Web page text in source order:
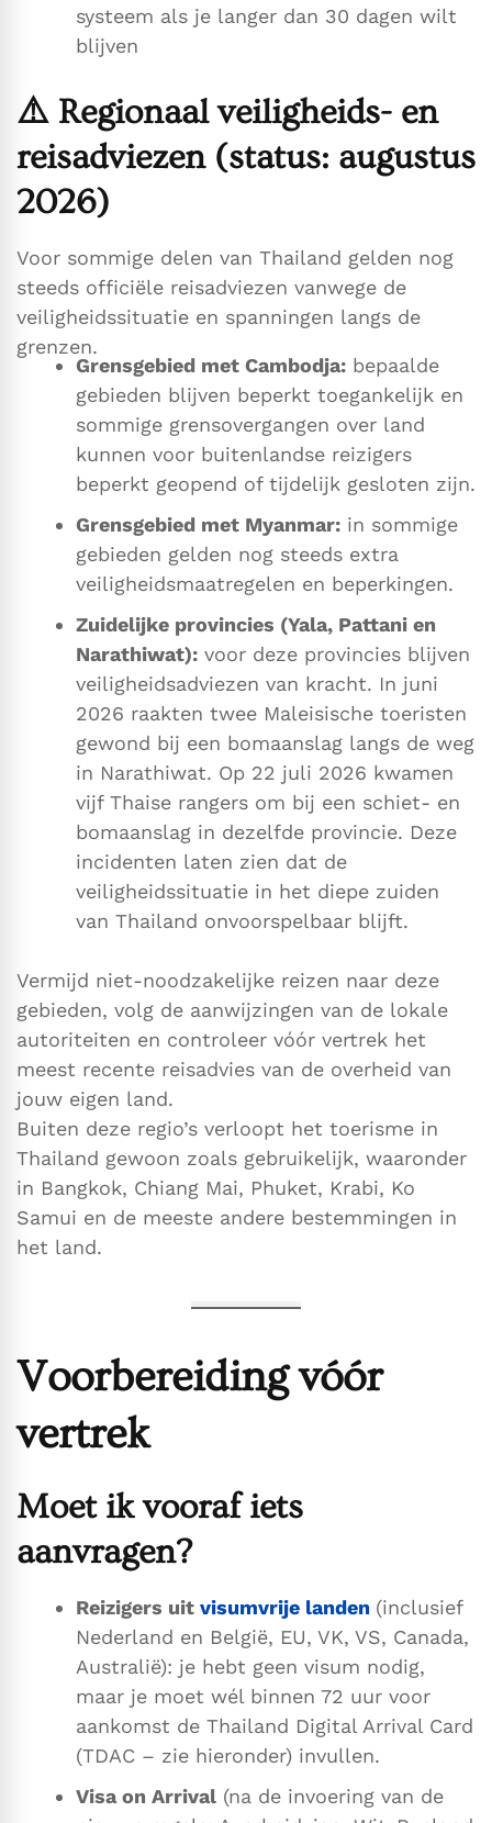
systeem als je langer dan 30 dagen wilt
blijven
⚠️ Regionaal veiligheids- en
reisadviezen (status: augustus
2026)
Voor sommige delen van Thailand gelden nog
steeds officiële reisadviezen vanwege de
veiligheidssituatie en spanningen langs de
grenzen.
Grensgebied met Cambodja: bepaalde
gebieden blijven beperkt toegankelijk en
sommige grensovergangen over land
kunnen voor buitenlandse reizigers
beperkt geopend of tijdelijk gesloten zijn.
Grensgebied met Myanmar: in sommige
gebieden gelden nog steeds extra
veiligheidsmaatregelen en beperkingen.
Zuidelijke provincies (Yala, Pattani en
Narathiwat): voor deze provincies blijven
veiligheidsadviezen van kracht. In juni
2026 raakten twee Maleisische toeristen
gewond bij een bomaanslag langs de weg
in Narathiwat. Op 22 juli 2026 kwamen
vijf Thaise rangers om bij een schiet- en
bomaanslag in dezelfde provincie. Deze
incidenten laten zien dat de
veiligheidssituatie in het diepe zuiden
van Thailand onvoorspelbaar blijft.
Vermijd niet-noodzakelijke reizen naar deze
gebieden, volg de aanwijzingen van de lokale
autoriteiten en controleer vóór vertrek het
meest recente reisadvies van de overheid van
jouw eigen land.
Buiten deze regio’s verloopt het toerisme in
Thailand gewoon zoals gebruikelijk, waaronder
in Bangkok, Chiang Mai, Phuket, Krabi, Ko
Samui en de meeste andere bestemmingen in
het land.
Voorbereiding vóór
vertrek
Moet ik vooraf iets
aanvragen?
Reizigers uit visumvrije landen (inclusief
Nederland en België, EU, VK, VS, Canada,
Australië): je hebt geen visum nodig,
maar je moet wél binnen 72 uur voor
aankomst de Thailand Digital Arrival Card
(TDAC – zie hieronder) invullen.
Visa on Arrival (na de invoering van de